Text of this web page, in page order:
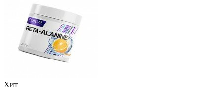
Хит